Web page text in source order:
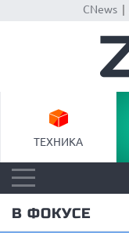
CNews|
ТЕХНИКА
В ФОКУСЕ